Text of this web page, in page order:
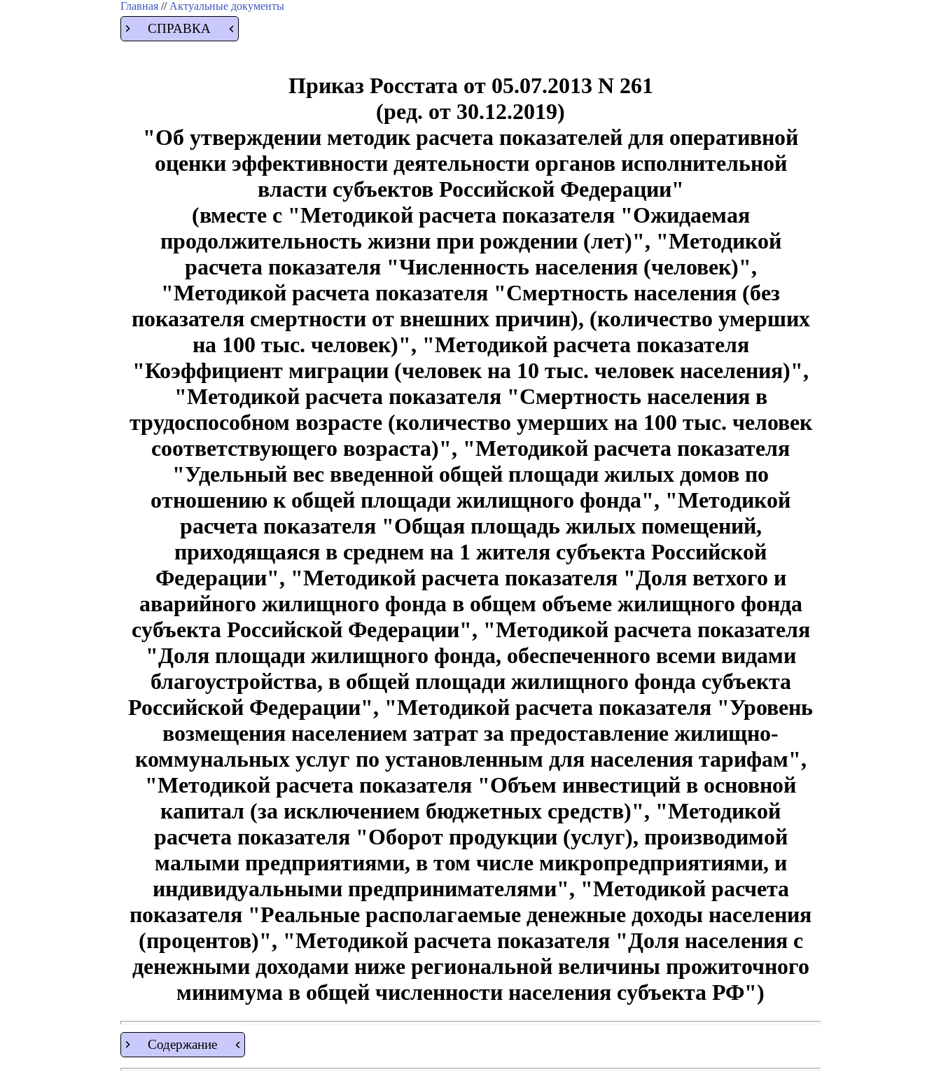
Главная // Актуальные документы
СПРАВКА
Приказ Росстата от 05.07.2013 N 261
(ред. от 30.12.2019)
"Об утверждении методик расчета показателей для оперативной
оценки эффективности деятельности органов исполнительной
власти субъектов Российской Федерации"
(вместе с "Методикой расчета показателя "Ожидаемая
продолжительность жизни при рождении (лет)", "Методикой
расчета показателя "Численность населения (человек)",
"Методикой расчета показателя "Смертность населения (без
показателя смертности от внешних причин), (количество умерших
на 100 тыс. человек)", "Методикой расчета показателя
"Коэффициент миграции (человек на 10 тыс. человек населения)",
"Методикой расчета показателя "Смертность населения в
трудоспособном возрасте (количество умерших на 100 тыс. человек
соответствующего возраста)", "Методикой расчета показателя
"Удельный вес введенной общей площади жилых домов по
отношению к общей площади жилищного фонда", "Методикой
расчета показателя "Общая площадь жилых помещений,
приходящаяся в среднем на 1 жителя субъекта Российской
Федерации", "Методикой расчета показателя "Доля ветхого и
аварийного жилищного фонда в общем объеме жилищного фонда
субъекта Российской Федерации", "Методикой расчета показателя
"Доля площади жилищного фонда, обеспеченного всеми видами
благоустройства, в общей площади жилищного фонда субъекта
Российской Федерации", "Методикой расчета показателя "Уровень
возмещения населением затрат за предоставление жилищно-
коммунальных услуг по установленным для населения тарифам",
"Методикой расчета показателя "Объем инвестиций в основной
капитал (за исключением бюджетных средств)", "Методикой
расчета показателя "Оборот продукции (услуг), производимой
малыми предприятиями, в том числе микропредприятиями, и
индивидуальными предпринимателями", "Методикой расчета
показателя "Реальные располагаемые денежные доходы населения
(процентов)", "Методикой расчета показателя "Доля населения с
денежными доходами ниже региональной величины прожиточного
минимума в общей численности населения субъекта РФ")
Содержание